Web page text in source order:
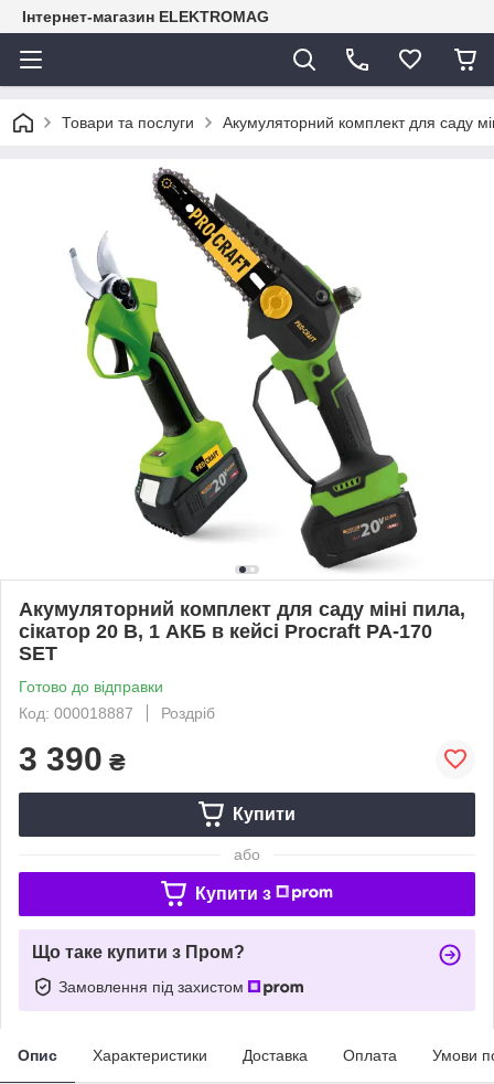
Інтернет-магазин ELEKTROMAG
Товари та послуги Акумуляторний комплект для саду
Акумуляторний комплект для саду міні пила,
сікатор 20 В, 1 АКБ в кейсі Procraft PA-170
SET
Готово до відправки
Код: 000018887
Роздріб
3 390 ₴
Купити
або
Купити з
Що таке купити з Пром?
Замовлення під захистом
Опис Характеристики Доставка Оплата Умови